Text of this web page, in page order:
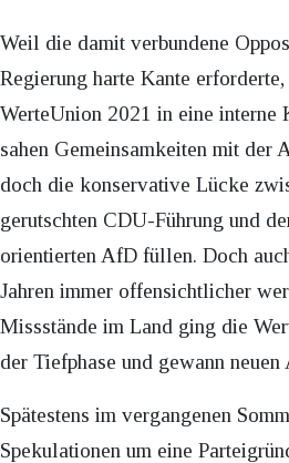
Weil die damit verbundene
Regierung harte Kante
WerteUnion 2021 in eine
sahen Gemeinsamkeiten mit der
doch die konservative Lücke
gerutschten CDU-Führung und
orientierten AfD füllen. Doch
Jahren immer offensichtlicher
Missstände im Land ging die
der Tiefphase und gewann
Spätestens im vergangenen
Spekulationen um eine